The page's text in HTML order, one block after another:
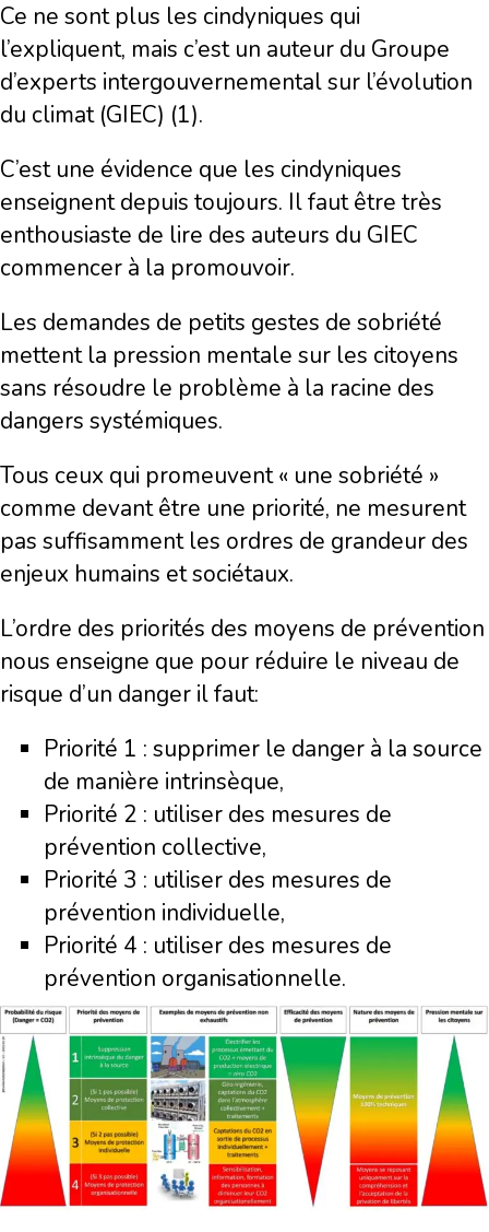
Ce ne sont plus les cindyniques qui
l’expliquent, mais c’est un auteur du Groupe
d’experts intergouvernemental sur l’évolution
du climat (GIEC) (1).
C’est une évidence que les cindyniques
enseignent depuis toujours. Il faut être très
enthousiaste de lire des auteurs du GIEC
commencer à la promouvoir.
Les demandes de petits gestes de sobriété
mettent la pression mentale sur les citoyens
sans résoudre le problème à la racine des
dangers systémiques.
Tous ceux qui promeuvent « une sobriété »
comme devant être une priorité, ne mesurent
pas suffisamment les ordres de grandeur des
enjeux humains et sociétaux.
L’ordre des priorités des moyens de prévention
nous enseigne que pour réduire le niveau de
risque d’un danger il faut:
Priorité 1 : supprimer le danger à la source
de manière intrinsèque,
Priorité 2 : utiliser des mesures de
prévention collective,
Priorité 3 : utiliser des mesures de
prévention individuelle,
Priorité 4 : utiliser des mesures de
prévention organisationnelle.